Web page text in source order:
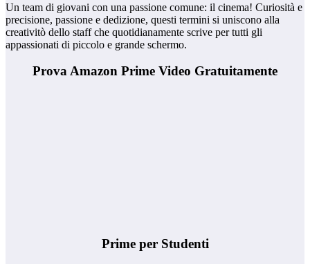
Un team di giovani con una passione comune: il cinema! Curiosità e
precisione, passione e dedizione, questi termini si uniscono alla
creativitò dello staff che quotidianamente scrive per tutti gli
appassionati di piccolo e grande schermo.
Prova Amazon Prime Video Gratuitamente
Prime per Studenti